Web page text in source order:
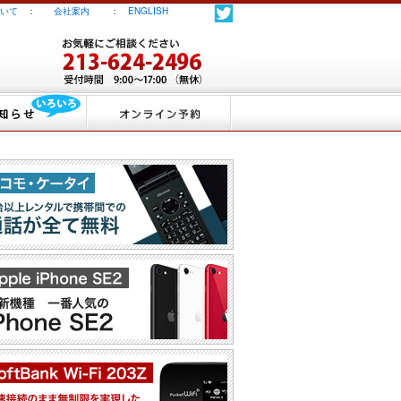
て ： 会社案内 ： ENGLISH